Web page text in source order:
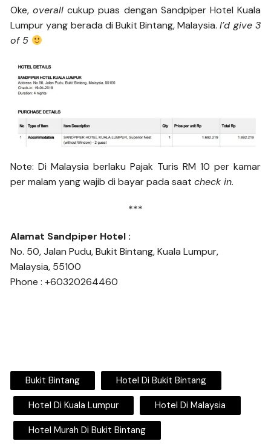
Oke,overall cukup puas dengan Sandpiper Hotel Kuala
Lumpur yang berada di Bukit Bintang, Malaysia.I’d give 3
of 5
Note: Di Malaysia berlaku Pajak Turis RM 10 per kamar
per malam yang wajib di bayar pada saatcheck in.
***
Alamat Sandpiper Hotel :
No. 50, Jalan Pudu, Bukit Bintang, Kuala Lumpur,
Malaysia, 55100
Phone : +60320264460
Bukit Bintang Hotel Di Bukit Bintang
Hotel Di Kuala Lumpur Hotel Di Malaysia
Hotel Murah Di Bukit Bintang